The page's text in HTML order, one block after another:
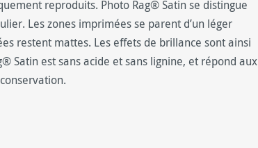
reproduits. Photo Rag® Satin se distingue
Les zones imprimées se parent d’un léger
restent mattes. Les effets de brillance sont ainsi
Satin est sans acide et sans lignine, et répond aux